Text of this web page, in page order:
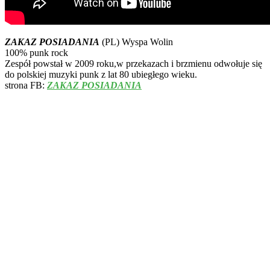
ZAKAZ POSIADANIA (PL) Wyspa Wolin
100% punk rock
Zespół powstał w 2009 roku,w przekazach i brzmienu odwołuje się
do polskiej muzyki punk z lat 80 ubiegłego wieku.
strona FB: ZAKAZ POSIADANIA